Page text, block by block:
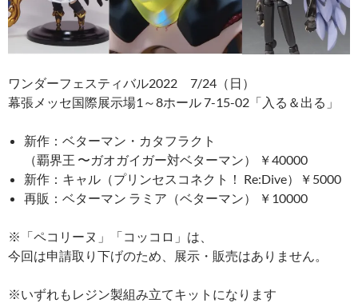
ワンダーフェスティバル2022 7/24（日）
幕張メッセ国際展示場1～8ホール 7-15-02「入る＆出る」
新作：ベターマン・カタフラクト
（覇界王 〜ガオガイガー対ベターマン） ￥40000
新作：キャル（プリンセスコネクト！ Re:Dive）￥5000
再販：ベターマン ラミア（ベターマン） ￥10000
※「ペコリーヌ」「コッコロ」は、
今回は申請取り下げのため、展示・販売はありません。
※いずれもレジン製組み立てキットになります